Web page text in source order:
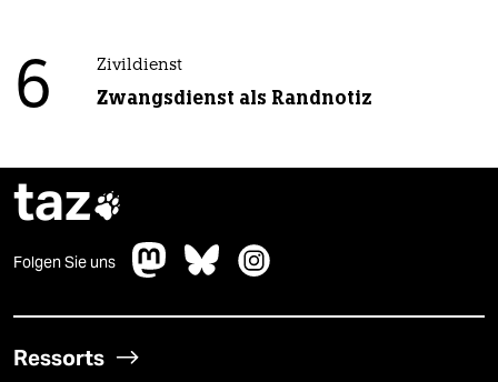
6 Zivildienst
Zwangsdienst als Randnotiz
taz
Folgen Sie uns
Ressorts